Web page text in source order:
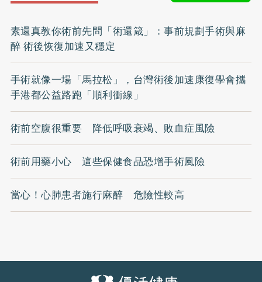
素還真教你術前先問「術還箴」：事前規劃手術與麻
醉 術後恢復加速又穩定
手術就像一場「馬拉松」，台灣術後加速康復學會攜
手港都公益路跑「順利衝線」
術前空腹很重要 降低呼吸衰竭、敗血症風險
術前用藥小心 這些保健食品恐增手術風險
當心！心肺患者施行麻醉 危險性較高